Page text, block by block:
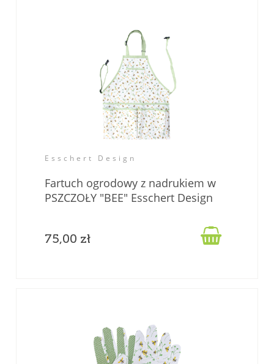
Esschert Design
Fartuch ogrodowy z nadrukiem w
PSZCZOŁY "BEE" Esschert Design
75,00 zł 